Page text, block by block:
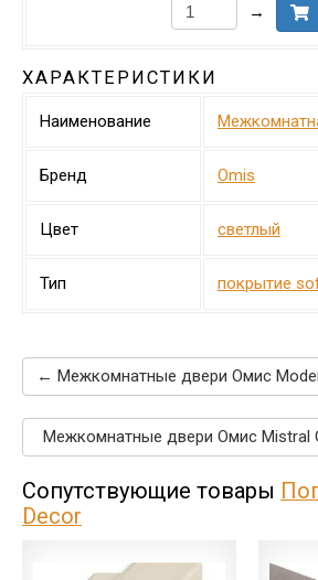
→
ХАРАКТЕРИСТИКИ
Наименование
Бренд Omis
Цвет светлый
Тип покрытие
← Межкомнатные двери Омис
Межкомнатные двери Омис Mistral
Сопутствующие товары
Decor